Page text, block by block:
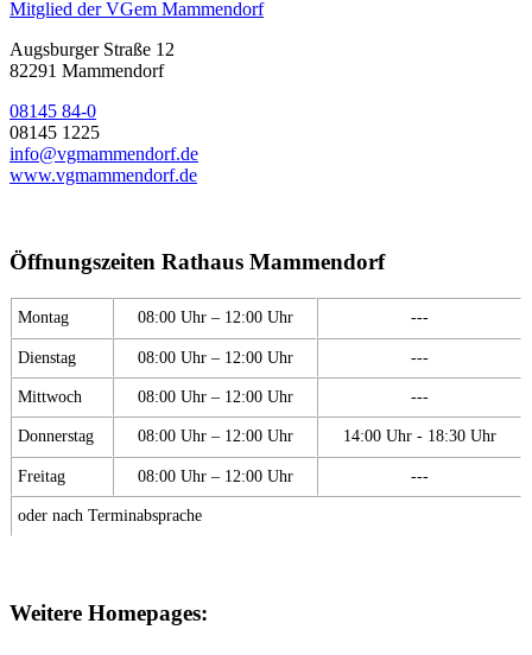
Mitglied der VGem Mammendorf
Augsburger Straße 12
82291 Mammendorf
08145 84-0
08145 1225
info@vgmammendorf.de
www.vgmammendorf.de
Öffnungszeiten Rathaus Mammendorf
Montag 08:00 Uhr – 12:00 Uhr ---
Dienstag 08:00 Uhr – 12:00 Uhr ---
Mittwoch 08:00 Uhr – 12:00 Uhr ---
Donnerstag 08:00 Uhr – 12:00 Uhr 14:00 Uhr - 18:30 Uhr
Freitag 08:00 Uhr – 12:00 Uhr ---
oder nach Terminabsprache
Weitere Homepages: